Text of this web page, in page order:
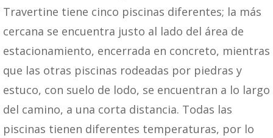
Travertine tiene cinco piscinas diferentes; la más
cercana se encuentra justo al lado del área de
estacionamiento, encerrada en concreto, mientras
que las otras piscinas rodeadas por piedras y
estuco, con suelo de lodo, se encuentran a lo largo
del camino, a una corta distancia. Todas las
piscinas tienen diferentes temperaturas, por lo